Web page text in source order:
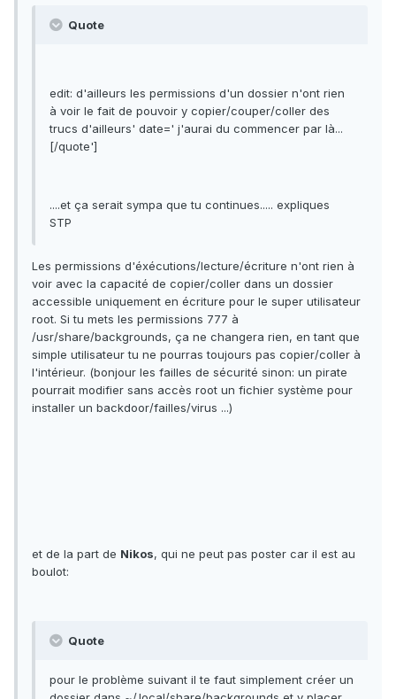
Quote
edit: d'ailleurs les permissions d'un dossier n'ont rien
à voir le fait de pouvoir y copier/couper/coller des
trucs d'ailleurs' date=' j'aurai du commencer par là...
[/quote']
....et ça serait sympa que tu continues..... expliques
STP
Les permissions d'éxécutions/lecture/écriture n'ont rien à
voir avec la capacité de copier/coller dans un dossier
accessible uniquement en écriture pour le super utilisateur
root. Si tu mets les permissions 777 à
/usr/share/backgrounds, ça ne changera rien, en tant que
simple utilisateur tu ne pourras toujours pas copier/coller à
l'intérieur. (bonjour les failles de sécurité sinon: un pirate
pourrait modifier sans accès root un fichier système pour
installer un backdoor/failles/virus ...)
et de la part de Nikos, qui ne peut pas poster car il est au
boulot:
Quote
pour le problème suivant il te faut simplement créer un